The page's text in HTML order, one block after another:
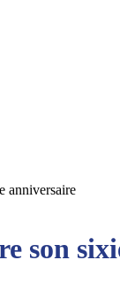
anniversaire
son